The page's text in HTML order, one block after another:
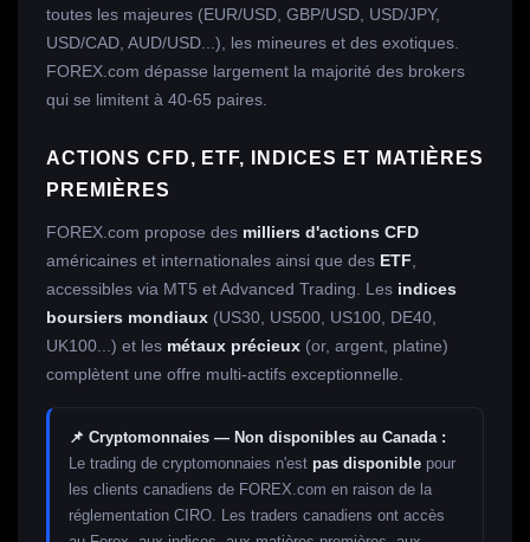
toutes les majeures (EUR/USD, GBP/USD, USD/JPY,
USD/CAD, AUD/USD...), les mineures et des exotiques.
FOREX.com dépasse largement la majorité des brokers
qui se limitent à 40-65 paires.
ACTIONS CFD, ETF, INDICES ET MATIÈRES
PREMIÈRES
FOREX.com propose des milliers d'actions CFD
américaines et internationales ainsi que des ETF
accessibles via MT5 et Advanced Trading. Les indices
boursiers mondiaux (US30, US500, US100, DE40,
UK100...) et les métaux précieux (or, argent, platine)
complètent une offre multi-actifs exceptionnelle.
📌 Cryptomonnaies — Non disponibles au Canada :
Le trading de cryptomonnaies n'est pas disponible pour
les clients canadiens de FOREX.com en raison de la
réglementation CIRO. Les traders canadiens ont accès